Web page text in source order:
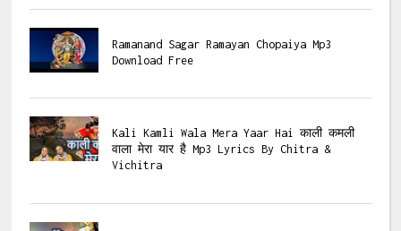
Ramanand Sagar Ramayan Chopaiya Mp3
Download Free
Kali Kamli Wala Mera Yaar Hai काली कमली
वाला मेरा यार है Mp3 Lyrics By Chitra &
Vichitra